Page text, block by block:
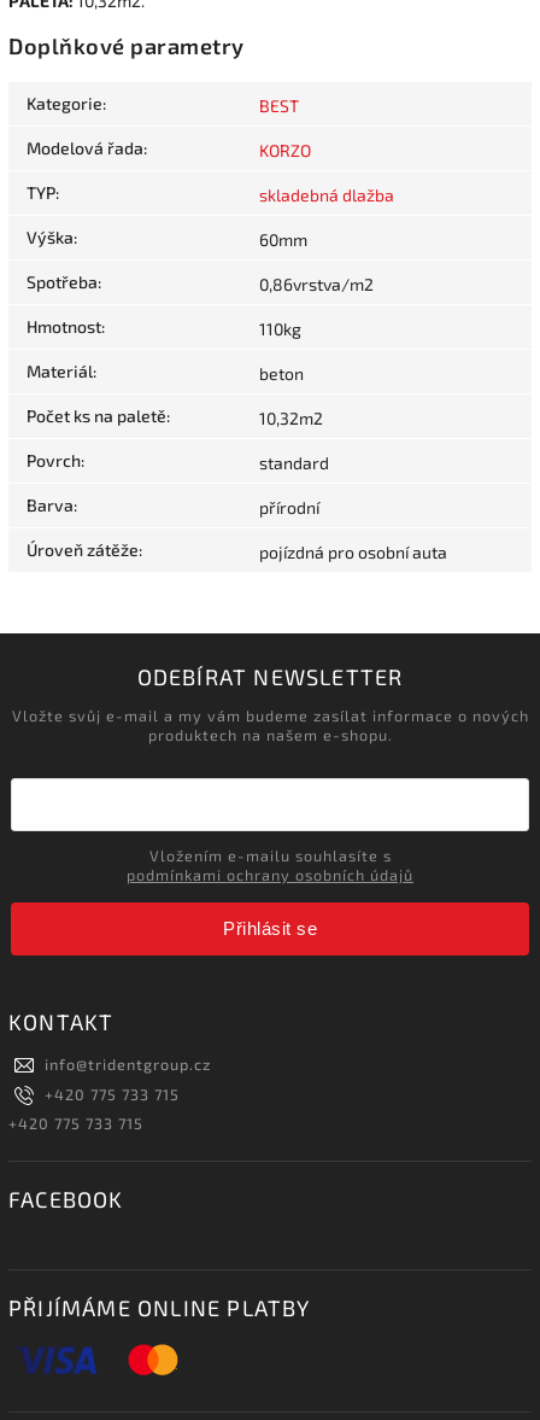
Doplňkové parametry
Kategorie: BEST
Modelová řada: KORZO
TYP: skladebná dlažba
Výška: 60mm
Spotřeba: 0,86vrstva/m2
Hmotnost: 110kg
Materiál: beton
Počet ks na paletě: 10,32m2
Povrch: standard
Barva: přírodní
Úroveň zátěže: pojízdná pro osobní auta
ODEBÍRAT NEWSLETTER
Vložte svůj e-mail a my vám budeme zasílat informace o nových
produktech na našem e-shopu.
podmínkami ochrany osobních údajů
Přihlásit se
KONTAKT
info@tridentgroup.cz
+420 775 733 715
+420 775 733 715
FACEBOOK
PŘIJÍMÁME ONLINE PLATBY